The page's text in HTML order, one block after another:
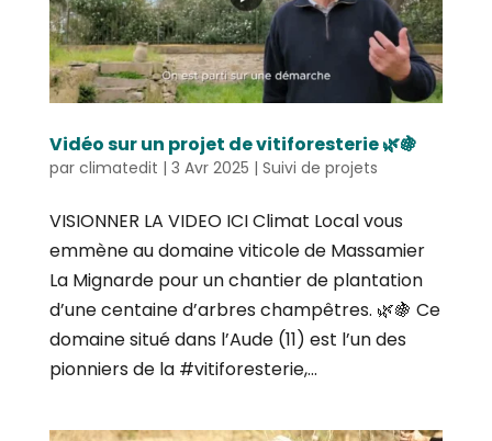
Vidéo sur un projet de vitiforesterie 🌿🍇
par climatedit | 3 Avr 2025 | Suivi de projets
VISIONNER LA VIDEO ICI Climat Local vous
emmène au domaine viticole de Massamier
La Mignarde pour un chantier de plantation
d’une centaine d’arbres champêtres. 🌿🍇 Ce
domaine situé dans l’Aude (11) est l’un des
pionniers de la #vitiforesterie,...